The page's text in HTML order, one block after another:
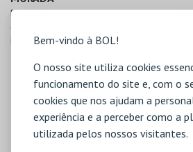
Bem-vindo à BOL!
O nosso site utiliza cookies
funcionamento do site e, com o
cookies que nos ajudam a
experiência e a perceber como a
utilizada pelos nossos visitantes.
Rua D. João IV, nº 2 (ao Jardim de S. Lázaro)
4049-017 Porto
Direcções para Bib. Municipal do Porto